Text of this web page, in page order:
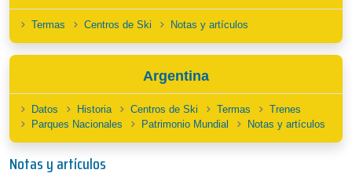
Termas Centros de Ski Notas y artículos
Argentina
Datos Historia Centros de Ski Termas
Trenes
Parques Nacionales
Patrimonio Mundial Notas y artículos
Notas y artículos